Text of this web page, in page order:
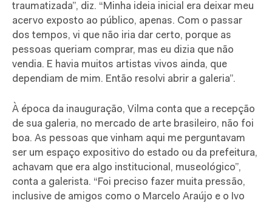
traumatizada”, diz. “Minha ideia inicial era deixar meu
acervo exposto ao público, apenas. Com o passar
dos tempos, vi que não iria dar certo, porque as
pessoas queriam comprar, mas eu dizia que não
vendia. E havia muitos artistas vivos ainda, que
dependiam de mim. Então resolvi abrir a galeria”.
À época da inauguração, Vilma conta que a recepção
de sua galeria, no mercado de arte brasileiro, não foi
boa. As pessoas que vinham aqui me perguntavam
ser um espaço expositivo do estado ou da prefeitura,
achavam que era algo institucional, museológico”,
conta a galerista. “Foi preciso fazer muita pressão,
inclusive de amigos como o Marcelo Araújo e o Ivo